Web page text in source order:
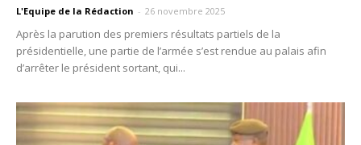
L'Equipe de la Rédaction - 26 novembre 2025
Après la parution des premiers résultats partiels de la
présidentielle, une partie de l’armée s’est rendue au palais afin
d’arrêter le président sortant, qui...